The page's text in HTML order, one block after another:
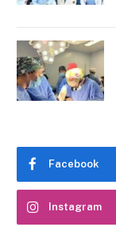
Facebook
Instagram